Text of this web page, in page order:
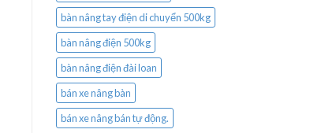
bàn nâng tay điện di chuyển 500kg
bàn nâng điện 500kg
bàn nâng điện đài loan
bán xe nâng bàn
bán xe nâng bán tự động.